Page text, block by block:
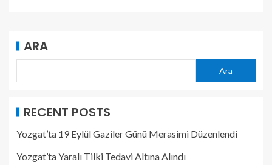
ARA
Ara
RECENT POSTS
Yozgat’ta 19 Eylül Gaziler Günü Merasimi Düzenlendi
Yozgat’ta Yaralı Tilki Tedavi Altına Alındı